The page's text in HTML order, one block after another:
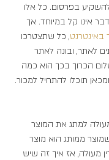
להשקיע בפרסום. כל אלו
אינו קל במיוחד. אך
באינטרנט, כל שתצטרכו
לאתר, ובונה לאתר
הכרוך בכך הוא כמה
תוכלו להתחיל למכור.
למתג את המוצר
ממותג הוא מוצר
מעולה, אז איך זה שיש